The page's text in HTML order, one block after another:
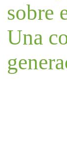
sobre
Una